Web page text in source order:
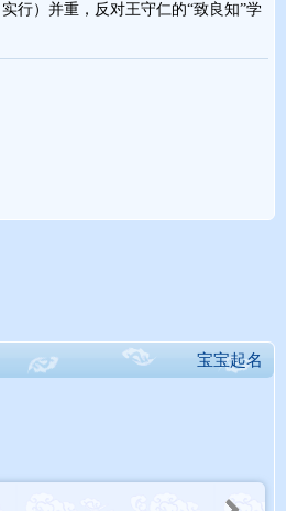
行）并重，反对王守仁的“致良知”学
宝宝起名